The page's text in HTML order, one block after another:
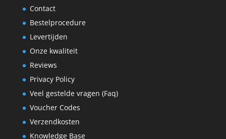
Contact
Bestelprocedure
Levertijden
Onze kwaliteit
Reviews
Privacy Policy
Veel gestelde vragen (Faq)
Voucher Codes
Verzendkosten
Knowledge Base